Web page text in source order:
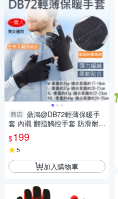
商店 鼎鴻@DB72輕薄保暖手
套 內襯 翻指觸控手套 防滑耐磨
男女通用 騎車 掀指機車手套 防
風加絨
$199
5
加入購物車